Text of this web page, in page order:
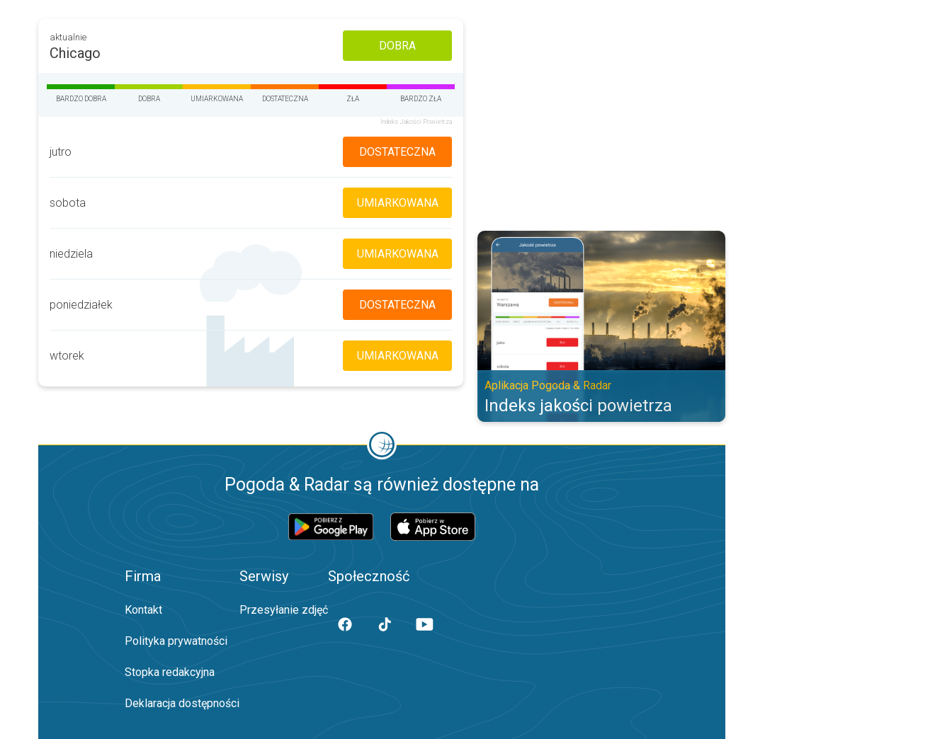
aktualnie
Chicago DOBRA
BARDZO DOBRA DOBRA UMIARKOWANA DOSTATECZNA ZŁA BARDZO ZŁA
Indeks Jakości Powietrza
jutro DOSTATECZNA
sobota UMIARKOWANA
niedziela UMIARKOWANA
poniedziałek DOSTATECZNA
wtorek UMIARKOWANA
Indeks jakości powietrza. Aplikacja Pogoda & Radar. . .
Aplikacja Pogoda & Radar
Indeks jakości powietrza
Pogoda & Radar są również dostępne na
Firma
Kontakt
Polityka prywatności
Stopka redakcyjna
Deklaracja dostępności
Serwisy
Przesyłanie zdjęć
Społeczność